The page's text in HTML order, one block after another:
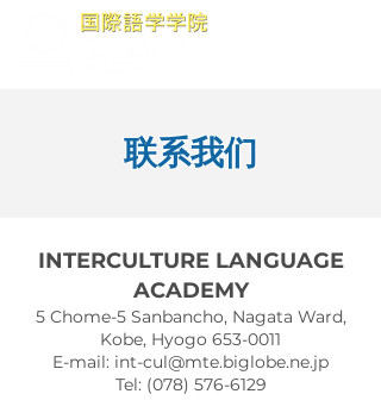
联系我们
INTERCULTURE LANGUAGE
ACADEMY
5 Chome-5 Sanbancho, Nagata Ward,
Kobe, Hyogo 653-0011
E-mail: int-cul@mte.biglobe.ne.jp
Tel: (078) 576-6129